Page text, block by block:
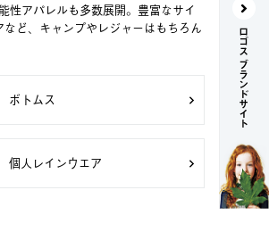
性アパレルも多数展開。豊富なサイ
ど、キャンプやレジャーはもちろん
ボトムス
個人レインウエア
ロゴス ブランドサイト